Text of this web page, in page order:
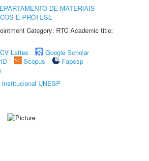
DE MATERIAIS
E PRÓTESE
Category: RTC Academic title:
CV Lattes
Google Scholar
Scopus
Fapesp
Institucional UNESP